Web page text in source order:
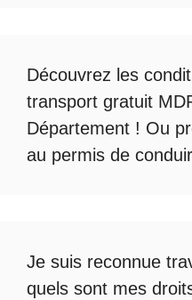
Découvrez les
transport gratuit
Département ! Ou
au permis de
Je suis reconnue
quels sont mes